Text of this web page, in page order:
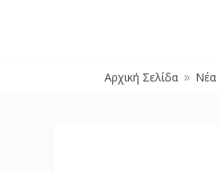
Αρχική Σελίδα 9 Νέα